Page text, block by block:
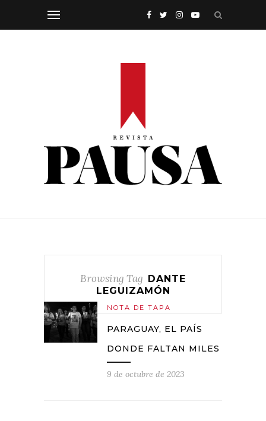
Browsing Tag DANTE
LEGUIZAMÓN
NOTA DE TAPA
PARAGUAY, EL PAÍS
DONDE FALTAN MILES
9 de octubre de 2023